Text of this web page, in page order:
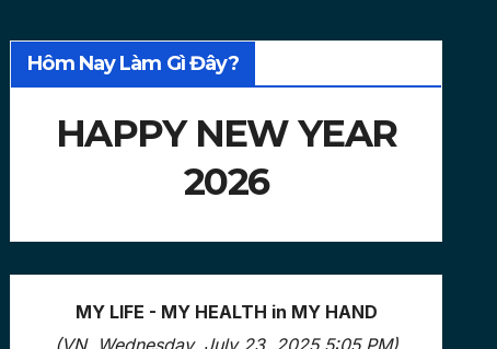
Hôm Nay Làm Gì Đây?
HAPPY NEW YEAR
2026
MY LIFE - MY HEALTH in MY HAND